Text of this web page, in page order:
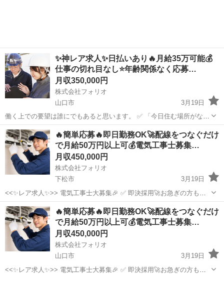
✨神レア求人✨日払いあり🔥月給35万可能💰
仕事の切れ目なし⭐️年齢関係なく応募…
月収350,000円
株式会社フォリオ
山口市
3月19日
働く上での要望は誰にでもあると思います。 ✅ 「今日住む場所がな
い、即入寮したい」 ✅ 「手持ちがピンチ、明日日払いが欲しい」 ✅
「経験ないけど、とにかく稼ぎたい」 私たちにご相談いただければ、
そんなあ...
山口 山口市 土木 レア
🔥簡単応募🔥即日勤務OK🚀配線をつなぐだけ
で月給50万円以上可💰電気工事士募集…
月収450,000円
株式会社フォリオ
下松市
3月19日
<<✨レア求人✨>> 電気工事士大募集🎉 ✅ 即決採用🚀お急ぎの方も大
歓迎！ ✅「経験よりやる気！」若手スタッフも活躍中🔰 ✅ 黙々作業も
あり☘️自分のペースで仕事できます✨ この求人に辿り着いた方は、...
山口 下松市 その他 電気工事士
🔥簡単応募🔥即日勤務OK🚀配線をつなぐだけ
で月給50万円以上可💰電気工事士募集…
月収450,000円
株式会社フォリオ
山口市
3月19日
<<✨レア求人✨>> 電気工事士大募集🎉 ✅ 即決採用🚀お急ぎの方も大